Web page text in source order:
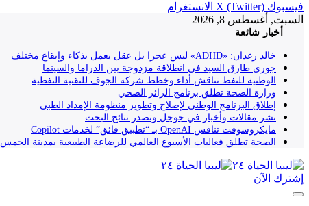
فيسبوك X (Twitter) الانستغرام
السبت, أغسطس 8, 2026
أخبار شائعة
خالد رغدان: «ADHD» ليس عجزا بل عقل يعمل بذكاء وإيقاع مختلف
جوري طارق السيد في انطلاقة مزدوجة بين الدراما والسينما
الوطنية للنفط تناقش أداء وخطط شركة الجوف للتقنية النفطية
وزارة الصحة تطلق برنامج الزائر الصحي
إطلاق البرنامج الوطني لإصلاح وتطوير منظومة الإمداد الطبي
نشر مقالات وأخبار في جوجل وتصدر نتائج البحث
مايكروسوفت تنافس OpenAI بـ “تطبيق فائق” لخدمات Copilot
الصحة تطلق فعاليات الأسبوع العالمي للرضاعة الطبيعية بمدينة الخمس
إشترك الآن